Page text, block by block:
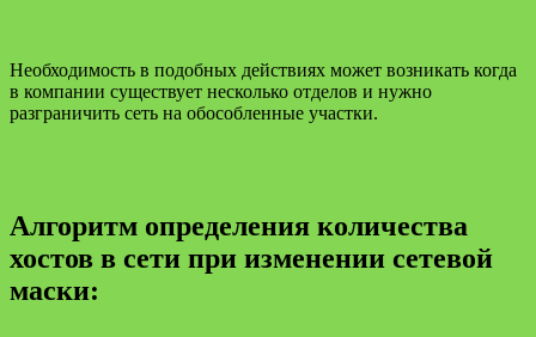
Необходимость в подобных действиях может возникать когда
в компании существует несколько отделов и нужно
разграничить сеть на обособленные участки.
Алгоритм определения количества
хостов в сети при изменении сетевой
маски: